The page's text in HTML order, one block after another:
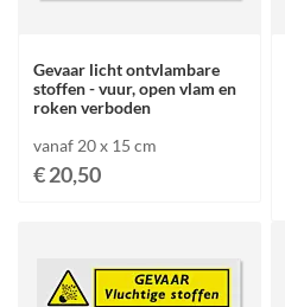
Gevaar licht ontvlambare
stoffen - vuur, open vlam en
roken verboden
vanaf 20 x 15 cm
€ 20,50